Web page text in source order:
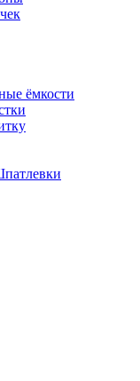
ёмкости